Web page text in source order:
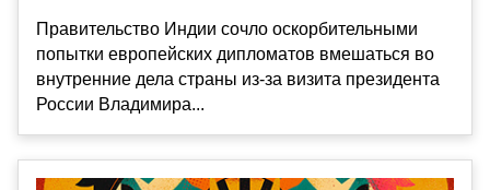
Правительство Индии сочло оскорбительными
попытки европейских дипломатов вмешаться во
внутренние дела страны из-за визита президента
России Владимира...